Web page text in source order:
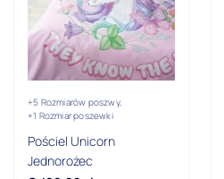
Bajkowy
Dla dwojga
Dziecięcy
Figurki Lego
+5 Rozmiarów poszwy,
+1 Rozmiar poszewki
Pościel Unicorn
Jednorożec